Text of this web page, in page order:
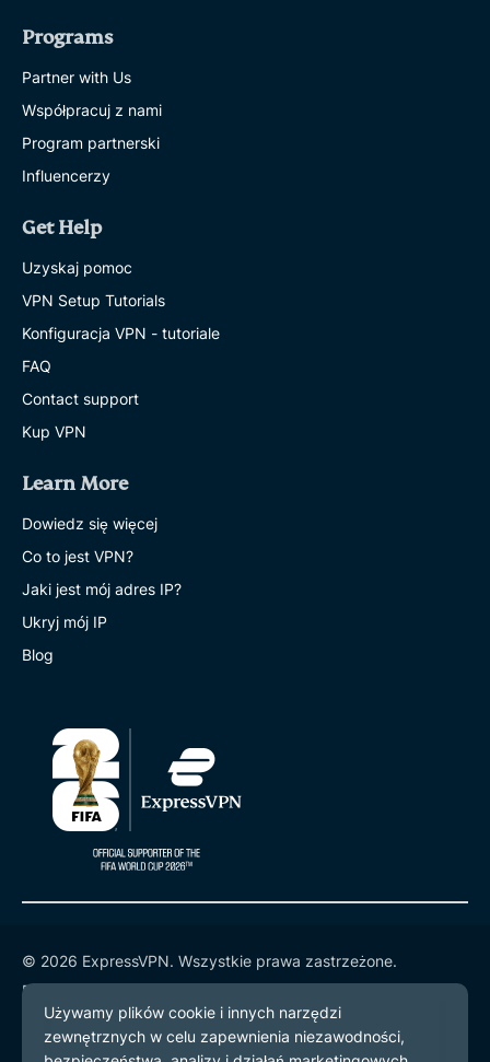
Programs
Partner with Us
Współpracuj z nami
Program partnerski
Influencerzy
Get Help
Uzyskaj pomoc
VPN Setup Tutorials
Konfiguracja VPN - tutoriale
FAQ
Contact support
Kup VPN
Learn More
Dowiedz się więcej
Co to jest VPN?
Jaki jest mój adres IP?
Ukryj mój IP
Blog
© 2026 ExpressVPN. Wszystkie prawa zastrzeżone.
Polityka prywatności
Warunki użytkowania
preferencje plików cookie